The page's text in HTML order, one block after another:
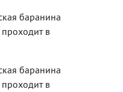
баранина
проходит в
баранина
проходит в